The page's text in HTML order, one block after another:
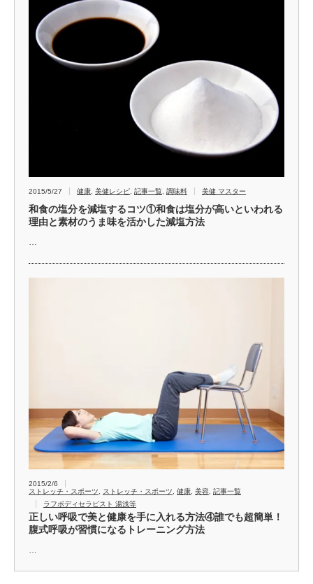
2015/5/27 健康 美健レシピ 記事一覧 調味料 美健 マスター
和食の塩分を減塩するコツ①和食は塩分が高いといわれる
理由と素材のうま味を活かした減塩方法
2015/2/6
ストレッチ・スポーツ
ストレッチ・スポーツ 健康 美容 記事一覧
ラフボディセラピスト 湯浅等
正しい呼吸で美と健康を手に入れる方法④誰でも超簡単！
腹式呼吸が習慣になるトレーニング方法
…